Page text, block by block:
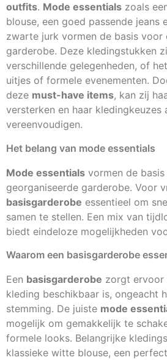
outfits. Mode essentials zoals
blouse, een goed passende jeans
zwarte jurk vormen de basis voor
garderobe. Deze kledingstukken
verschillende gelegenheden, of
uitjes of formele evenementen.
deze must-have items, kan zij
versterken en haar kledingkeuzes
vereenvoudigen.
Het belang van mode essentials
Mode essentials vormen de
georganiseerde garderobe. Voor
basisgarderobe essentieel om
samen te stellen. Een mix van
biedt eindeloze mogelijkheden
Waarom een basisgarderobe
Een basisgarderobe zorgt ervoor
kleding beschikbaar is, ongeacht
stemming. De juiste mode
mogelijk om gemakkelijk te
formele looks. Belangrijke
klassieke witte blouse, een